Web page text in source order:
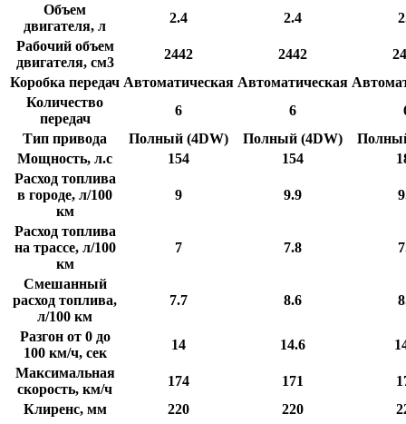
Объем
двигателя, л
2.4 2.4
Рабочий объем
двигателя, см3
2442 2442
Коробка передач Автоматическая Автоматическая
Количество
передач
6 6
Тип привода
Полный (4DW) Полный (4DW)
Мощность, л.с
154 154
Расход топлива
в городе, л/100
км
9 9.9
Расход топлива
на трассе, л/100
км
7 7.8
Смешанный
расход топлива,
л/100 км
7.7 8.6
Разгон от 0 до
100 км/ч, сек
14 14.6
Максимальная
скорость, км/ч
174 171
Клиренс, мм
220 220